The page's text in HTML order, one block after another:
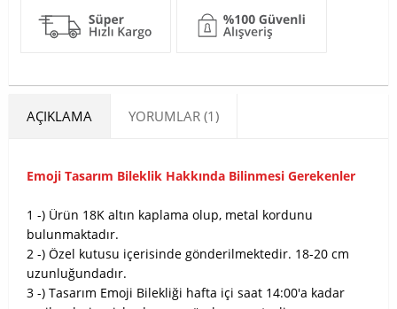
AÇIKLAMA YORUMLAR (1)
Emoji Tasarım Bileklik Hakkında Bilinmesi Gerekenler
1 -) Ürün 18K altın kaplama olup, metal kordunu
bulunmaktadır.
2 -) Özel kutusu içerisinde gönderilmektedir. 18-20 cm
uzunluğundadır.
3 -) Tasarım Emoji Bilekliği hafta içi saat 14:00'a kadar